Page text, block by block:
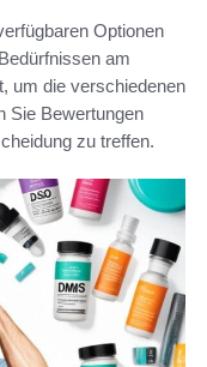
Optionen
am
um die verschiedenen
Sie Bewertungen
zu treffen.